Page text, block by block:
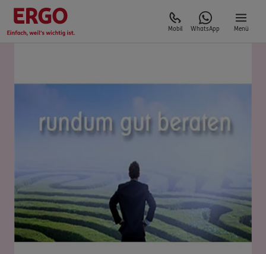
Mobil WhatsApp Menü